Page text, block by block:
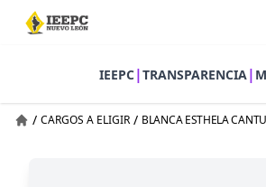
IEEPC|TRANSPARENCIA|
/ CARGOS A ELIGIR / BLANCA ESTHELA